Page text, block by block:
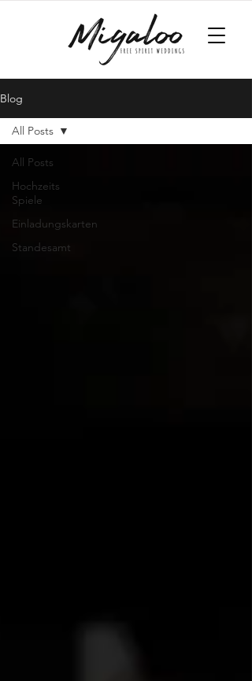
Blog
All Posts
Hochzeits
Spiele
Einladungskarten
Standesamt
All Posts